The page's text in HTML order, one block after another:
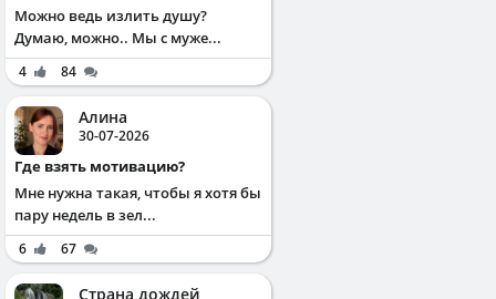
Можно ведь излить душу?
Думаю, можно.. Мы с муже...
4 84
Алина
30-07-2026
Где взять мотивацию?
Мне нужна такая, чтобы я хотя бы
пару недель в зел...
6 67
Страна дождей